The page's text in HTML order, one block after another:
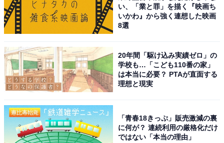
い、「業と罪」を描く『映画ち
いかわ』から強く連想した映画
8選
20年間「駆け込み実績ゼロ」の
学校も…「こども110番の家」
は本当に必要？ PTAが直面する
理想と現実
「青春18きっぷ」販売激減の裏
に何が？ 連続利用の厳格化だけ
ではない「本当の理由」